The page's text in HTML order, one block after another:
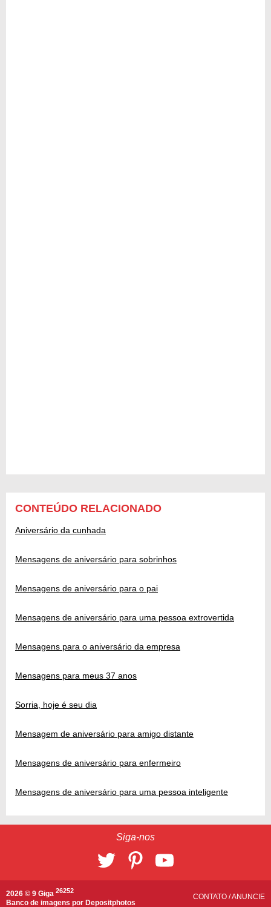
CONTEÚDO RELACIONADO
Aniversário da cunhada
Mensagens de aniversário para sobrinhos
Mensagens de aniversário para o pai
Mensagens de aniversário para uma pessoa extrovertida
Mensagens para o aniversário da empresa
Mensagens para meus 37 anos
Sorria, hoje é seu dia
Mensagem de aniversário para amigo distante
Mensagens de aniversário para enfermeiro
Mensagens de aniversário para uma pessoa inteligente
Siga-nos
2026 © 9 Giga 26252
Banco de imagens por Depositphotos
CONTATO /ANUNCIE